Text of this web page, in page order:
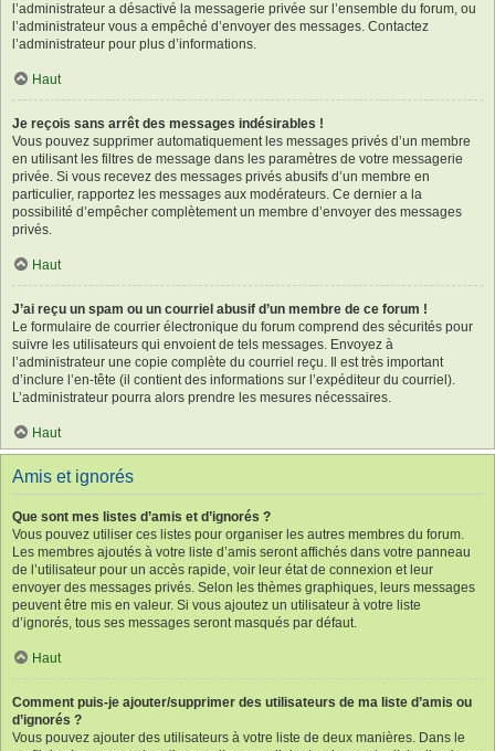
l’administrateur a désactivé la messagerie privée sur l’ensemble du forum, ou
l’administrateur vous a empêché d’envoyer des messages. Contactez
l’administrateur pour plus d’informations.
Haut
Je reçois sans arrêt des messages indésirables !
Vous pouvez supprimer automatiquement les messages privés d’un membre
en utilisant les filtres de message dans les paramètres de votre messagerie
privée. Si vous recevez des messages privés abusifs d’un membre en
particulier, rapportez les messages aux modérateurs. Ce dernier a la
possibilité d’empêcher complètement un membre d’envoyer des messages
privés.
Haut
J’ai reçu un spam ou un courriel abusif d’un membre de ce forum !
Le formulaire de courrier électronique du forum comprend des sécurités pour
suivre les utilisateurs qui envoient de tels messages. Envoyez à
l’administrateur une copie complète du courriel reçu. Il est très important
d’inclure l’en-tête (il contient des informations sur l’expéditeur du courriel).
L’administrateur pourra alors prendre les mesures nécessaires.
Haut
Amis et ignorés
Que sont mes listes d’amis et d’ignorés ?
Vous pouvez utiliser ces listes pour organiser les autres membres du forum.
Les membres ajoutés à votre liste d’amis seront affichés dans votre panneau
de l’utilisateur pour un accès rapide, voir leur état de connexion et leur
envoyer des messages privés. Selon les thèmes graphiques, leurs messages
peuvent être mis en valeur. Si vous ajoutez un utilisateur à votre liste
d’ignorés, tous ses messages seront masqués par défaut.
Haut
Comment puis-je ajouter/supprimer des utilisateurs de ma liste d’amis ou
d’ignorés ?
Vous pouvez ajouter des utilisateurs à votre liste de deux manières. Dans le